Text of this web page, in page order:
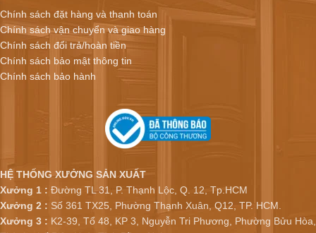
Chính sách đặt hàng và thanh toán
Chính sách vận chuyển và giao hàng
Chính sách đổi trả/hoàn tiền
Chính sách bảo mật thông tin
Chính sách bảo hành
HỆ THỐNG XƯỞNG SẢN XUẤT
Xưởng 1 : Đường TL 31, P. Thạnh Lộc, Q. 12, Tp.HCM
Xưởng 2 : Số 361 TX25, Phường Thạnh Xuân, Q12, TP. HCM.
Xưởng 3 : K2-39, Tổ 48, KP 3, Nguyễn Tri Phương, Phường Bửu Hòa,